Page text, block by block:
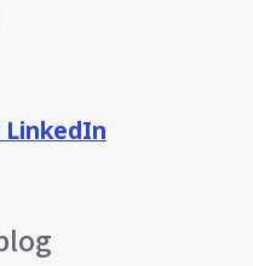
LinkedIn